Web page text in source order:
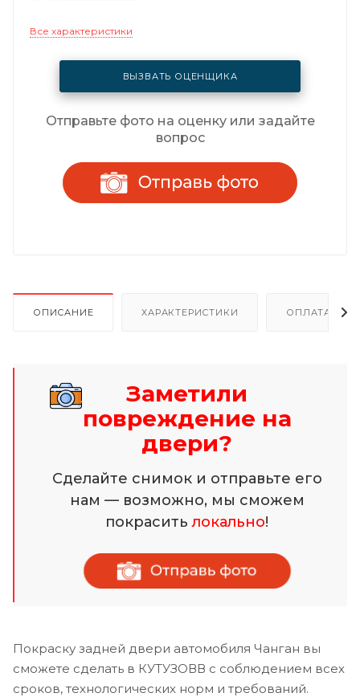
Все характеристики
ВЫЗВАТЬ ОЦЕНЩИКА
Отправьте фото на оценку или задайте
вопрос
ОПИСАНИЕ ХАРАКТЕРИСТИКИ ОПЛАТА И
Заметили
повреждение на
двери?
Сделайте снимок и отправьте его
нам — возможно, мы сможем
покраситьлокально!
Покраску задней двери автомобиля Чанган вы
сможете сделать в КУТУЗОВВ с соблюдением всех
сроков, технологических норм и требований.